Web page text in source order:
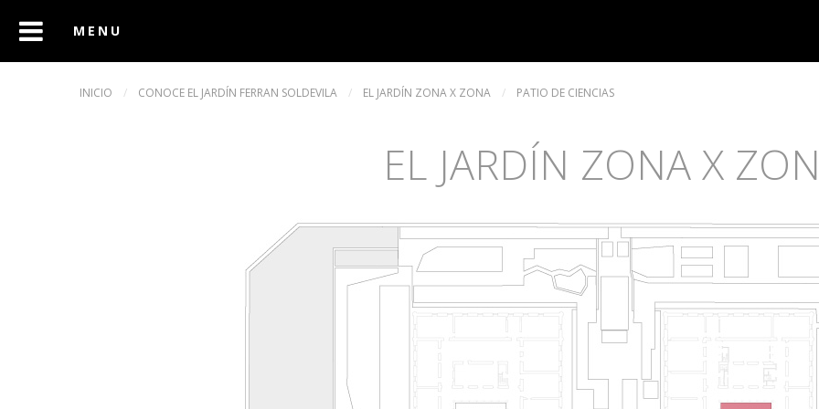
INICIO / CONOCE EL JARDÍN FERRAN SOLDEVILA / EL JARDÍN ZONA X ZONA / PATIO DE CIENCIAS
EL JARDÍN ZONA X